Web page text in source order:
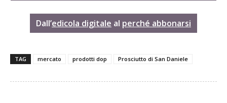
Dall’edicola digitale al perché abbonarsi
TAG mercato prodotti dop Prosciutto di San Daniele